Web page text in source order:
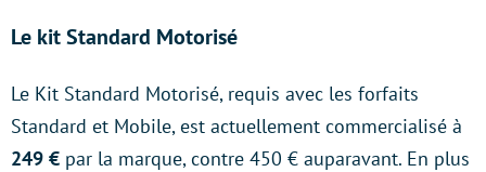
Le kit Standard Motorisé
Le Kit Standard Motorisé, requis avec les forfaits
Standard et Mobile, est actuellement commercialisé à
249 € par la marque, contre 450 € auparavant. En plus